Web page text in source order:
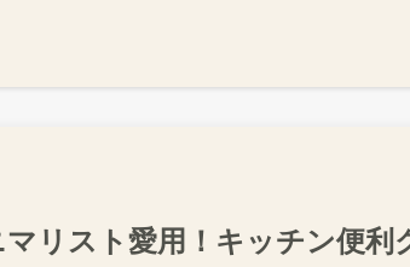
マリスト愛用！キッチン便利